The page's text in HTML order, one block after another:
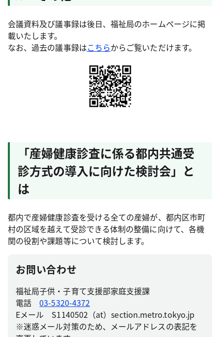
会議資料及び議事録は後日、福祉局のホームページに掲
載いたします。
なお、過去の議事録はこちらからご覧いただけます。
「産婦健康診査に係る都内共通受
診方式の導入に向けた検討会」と
は
都内で産婦健康診査を受ける全ての産婦が、都内区市町
村の区域を越えて受診できる体制の整備に向けて、各機
関の役割や課題等について検討します。
お問い合わせ
福祉局子供・子育て支援部家庭支援課
電話03-5320-4372
Eメール S1140502（at）section.metro.tokyo.jp
※迷惑メール対策のため、メールアドレスの表記を